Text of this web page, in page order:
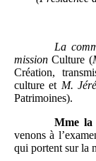
La
missionCulture (
Création,
culture et M.
Patrimoines).
Mme la
venons à
qui portent sur la